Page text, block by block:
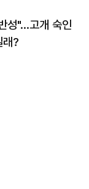
성"…고개 숙인
래?